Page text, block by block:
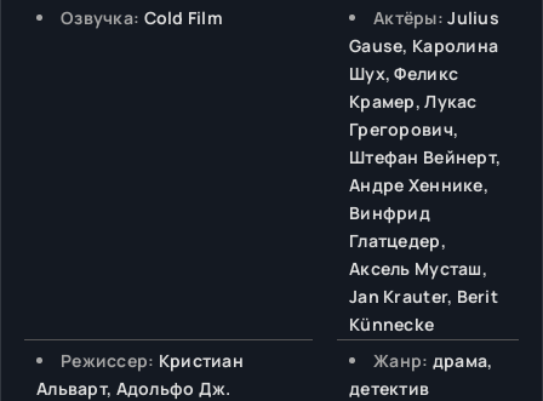
Озвучка: Cold Film Актёры: Julius
Gause, Каролина
Шух, Феликс
Крамер, Лукас
Грегорович,
Штефан Вейнерт,
Андре Хеннике,
Винфрид
Глатцедер,
Аксель Мусташ,
Jan Krauter, Berit
Künnecke
Режиссер: Кристиан
Альварт, Адольфо Дж.
Жанр: драма,
детектив